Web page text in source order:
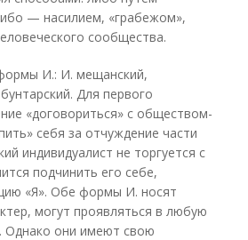
— насилием, «грабежом»,
сообщества.
И.: И. мещанский,
Для первого
«договориться» с обществом-
себя за отчуждение части
индивидуалист не торгуется с
подчинить его себе,
«Я». Обе формы И. носят
могут проявляться в любую
Однако они имеют свою